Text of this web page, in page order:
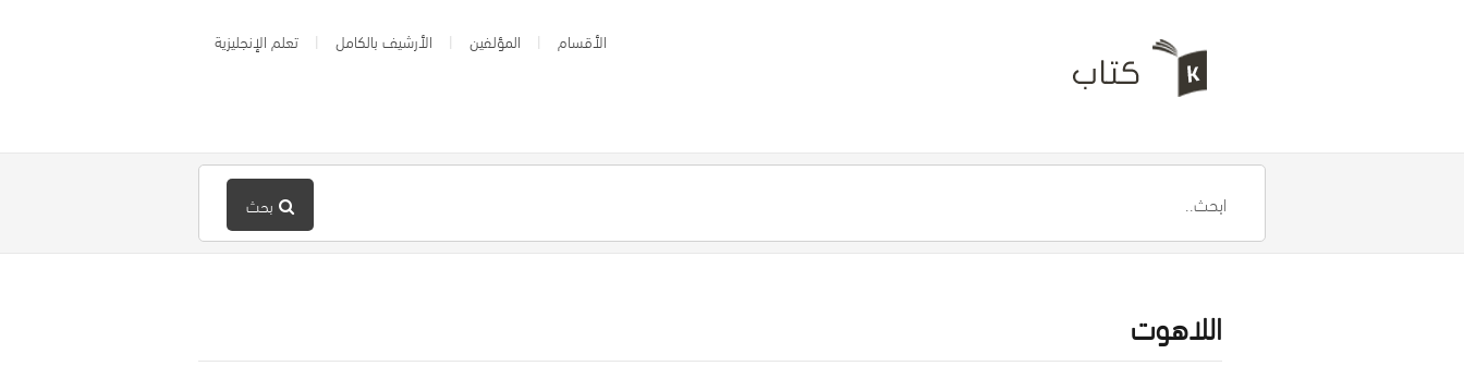
الأقسام المؤلفين الأرشيف بالكامل تعلم الإنجليزية
بحث
اللاهوت